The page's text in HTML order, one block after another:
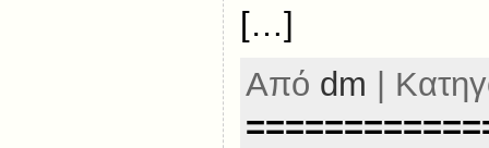
[…]
Από dm |